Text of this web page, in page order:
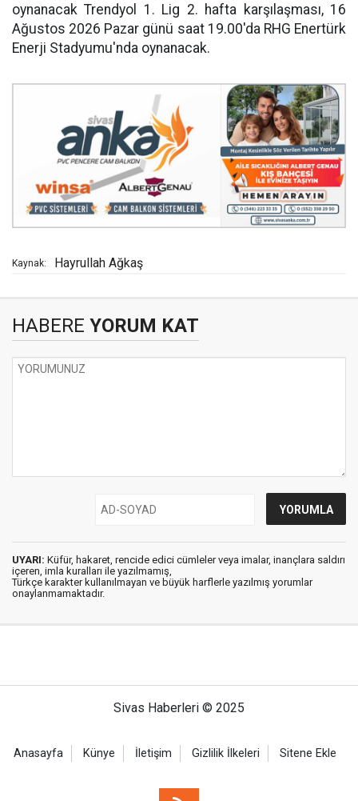
oynanacak Trendyol 1. Lig 2. hafta karşılaşması, 16
Ağustos 2026 Pazar günü saat 19.00'da RHG Enertürk
Enerji Stadyumu'nda oynanacak.
Kaynak: Hayrullah Ağkaş
HABERE YORUM KAT
UYARI: Küfür, hakaret, rencide edici cümleler veya imalar, inançlara saldırı
içeren, imla kuralları ile yazılmamış,
Türkçe karakter kullanılmayan ve büyük harflerle yazılmış yorumlar
onaylanmamaktadır.
Sivas Haberleri © 2025
Anasayfa Künye İletişim Gizlilik İlkeleri Sitene Ekle